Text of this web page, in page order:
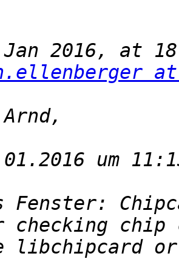
Jan 2016, at
at
libchipcard